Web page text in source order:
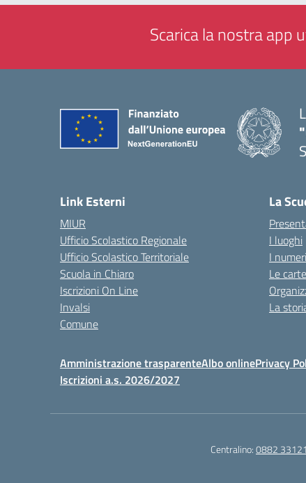
Scarica la nostra app
Link Esterni
MIUR
Ufficio Scolastico Regionale
Ufficio Scolastico Territoriale
Scuola in Chiaro
Iscrizioni On Line
Invalsi
Comune
La
I luoghi
I
Le
La
Amministrazione trasparenteAlbo onlinePrivacy
Iscrizioni a.s. 2026/2027
Centralino:0882